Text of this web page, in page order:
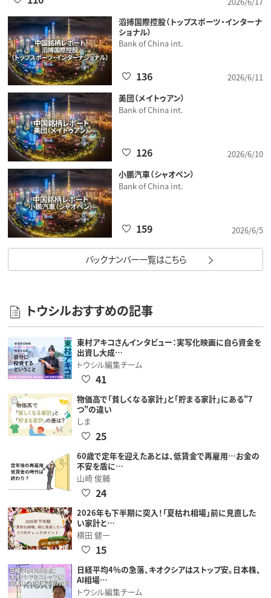
滔搏国際控股（トップスポーツ・インターナ
ショナル）
Bank of China int.
2026/6/11
136
美団（メイトゥアン）
Bank of China int.
2026/6/10
126
小鵬汽車（シャオペン）
Bank of China int.
2026/6/5
159
バックナンバー一覧はこちら
トウシルおすすめの記事
東村アキコさんインタビュー：実写化映画に自ら資金を
出資し大成…
トウシル編集チーム
41
物価高で「貧しくなる家計」と「貯まる家計」にある"7
つ"の違い
しま
25
60歳で定年を迎えたあとは、低賃金で再雇用…お金の
不安を盾に…
山崎 俊輔
24
2026年も下半期に突入！「夏枯れ相場」前に見直した
い家計と…
横田 健一
15
日経平均4％の急落、キオクシアはストップ安。日本株、
AI相場…
トウシル編集チーム